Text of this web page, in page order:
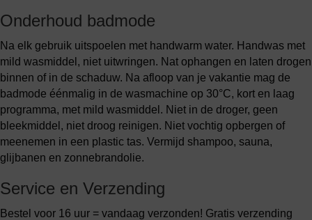
Onderhoud badmode
Na elk gebruik uitspoelen met handwarm water. Handwas met
mild wasmiddel, niet uitwringen. Nat ophangen en laten drogen
binnen of in de schaduw. Na afloop van je vakantie mag de
badmode éénmalig in de wasmachine op 30°C, kort en laag
programma, met mild wasmiddel. Niet in de droger, geen
bleekmiddel, niet droog reinigen. Niet vochtig opbergen of
meenemen in een plastic tas. Vermijd shampoo, sauna,
glijbanen en zonnebrandolie.
Service en Verzending
Bestel voor 16 uur = vandaag verzonden! Gratis verzending